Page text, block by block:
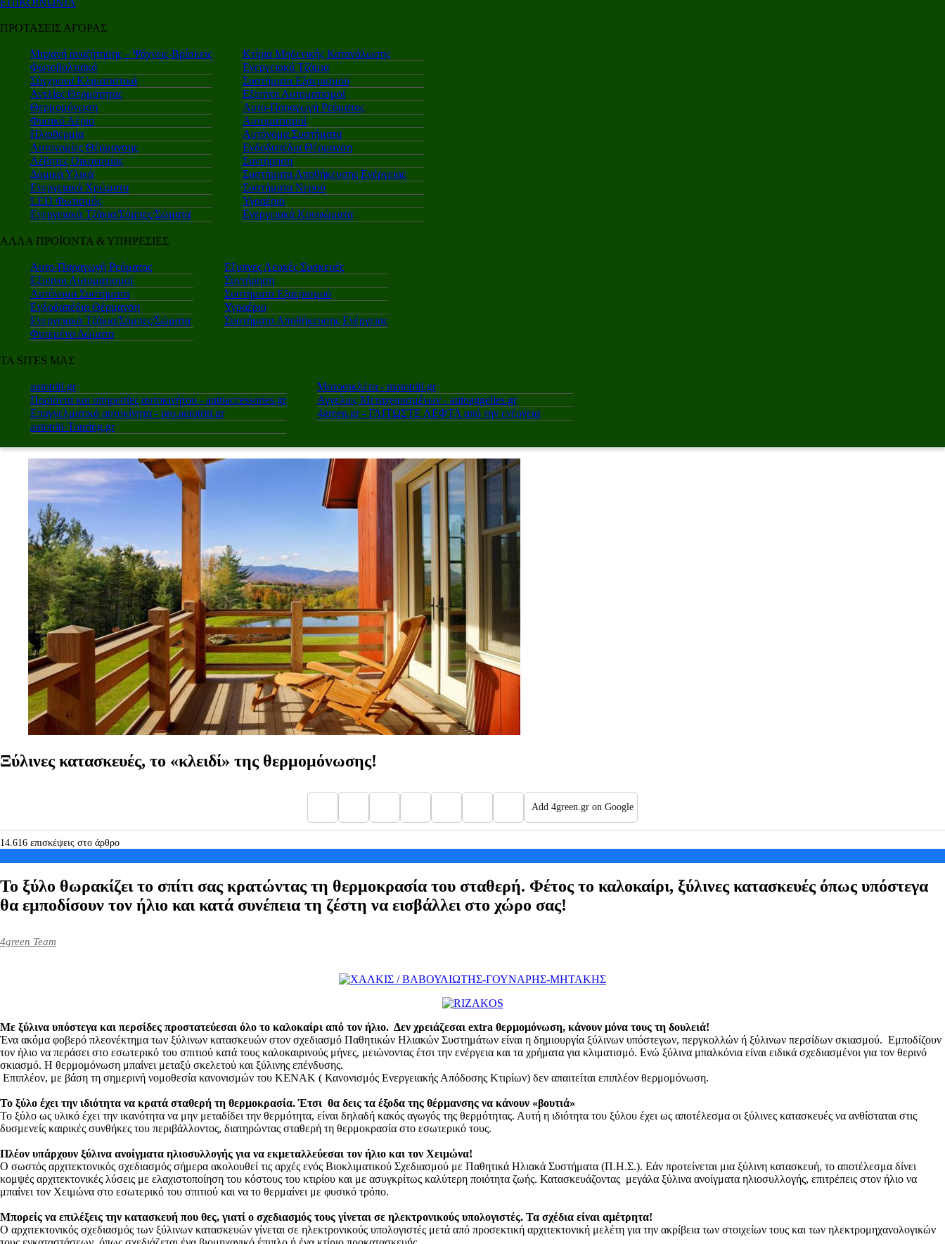
ΕΠΙΚΟΙΝΩΝΙΑ
ΠΡΟΤΑΣΕΙΣ ΑΓΟΡΑΣ
Μηχανή αναζήτησης – Ψάχνεις-Βρίσκεις
Φωτοβολταϊκά
Σύγχρονα Κλιματιστικά
Αντλίες Θερμότητας
Θερμομόνωση
Φυσικό Αέριο
Ηλιοθερμία
Αυτονομίες Θέρμανσης
Λέβητες Οικονομίας
Δομικά Υλικά
Ενεργειακά Χρώματα
LED Φωτισμός
Ενεργειακά Τζάκια/Σόμπες/Σώματα
Κτίρια Μηδενικής Κατανάλωσης
Ενεργειακά Τζάμια
Συστήματα Εξαερισμού
Εξυπνοι Αυτοματισμοί
Αυτο-Παραγωγή Ρεύματος
Αυτοματισμοί
Αυτόνομα Συστήματα
Ενδοδαπέδια Θέρμανση
Συντήρηση
Συστήματα Αποθήκευσης Ενέργειας
Συστήματα Νερού
Υγραέριο
Ενεργειακά Κουφώματα
ΑΛΛΑ ΠΡΟΪΟΝΤΑ & ΥΠΗΡΕΣΙΕΣ
Αυτο-Παραγωγή Ρεύματος
Εξυπνοι Αυτοματισμοί
Αυτόνομα Συστήματα
Ενδοδαπέδια Θέρμανση
Ενεργειακά Τζάκια/Σόμπες/Σώματα
Φυτεμένα Δώματα
Εξυπνες Λευκές Συσκευές
Συντήρηση
Συστήματα Εξαερισμού
Υγραέριο
Συστήματα Αποθήκευσης Ενέργειας
ΤΑ SITES ΜΑΣ
autotriti.gr
Προϊόντα και υπηρεσίες αυτοκινήτου - autoaccessories.gr
Επαγγελματικά αυτοκίνητα - pro.autotriti.gr
autotriti-Touring.gr
Μοτοσικλέτα - mototriti.gr
Αγγελιες Μεταχειρισμένων - autoaggelies.gr
4green.gr - ΓΛΙΤΩΣΤΕ ΛΕΦΤΑ από την ενέργεια
Ξύλινες κατασκευές, το «κλειδί» της θερμομόνωσης!
Add 4green.gr on Google
14.616 επισκέψεις στο άρθρο
Το ξύλο θωρακίζει το σπίτι σας κρατώντας τη θερμοκρασία του σταθερή. Φέτος το καλοκαίρι, ξύλινες κατασκευές όπως υπόστεγα
θα εμποδίσουν τον ήλιο και κατά συνέπεια τη ζέστη να εισβάλλει στο χώρο σας!
4green Team
Με ξύλινα υπόστεγα και περσίδες προστατεύεσαι όλο το καλοκαίρι από τον ήλιο. Δεν χρειάζεσαι extra θερμομόνωση, κάνουν μόνα τους τη δουλειά!
Ένα ακόμα φοβερό πλεονέκτημα των ξύλινων κατασκευών στον σχεδιασμό Παθητικών Ηλιακών Συστημάτων είναι η δημιουργία ξύλινων υπόστεγων, περγκολλών ή ξύλινων περσίδων σκιασμού. Εμποδίζουν
τον ήλιο να περάσει στο εσωτερικό του σπιτιού κατά τους καλοκαιρινούς μήνες, μειώνοντας έτσι την ενέργεια και τα χρήματα για κλιματισμό. Ενώ ξύλινα μπαλκόνια είναι ειδικά σχεδιασμένοι για τον θερινό
σκιασμό. Η θερμομόνωση μπαίνει μεταξύ σκελετού και ξύλινης επένδυσης.
Επιπλέον, με βάση τη σημερινή νομοθεσία κανονισμών του ΚΕΝΑΚ ( Κανονισμός Ενεργειακής Απόδοσης Κτιρίων) δεν απαιτείται επιπλέον θερμομόνωση.
Το ξύλο έχει την ιδιότητα να κρατά σταθερή τη θερμοκρασία. Έτσι θα δεις τα έξοδα της θέρμανσης να κάνουν «βουτιά»
Το ξύλο ως υλικό έχει την ικανότητα να μην μεταδίδει την θερμότητα, είναι δηλαδή κακός αγωγός της θερμότητας. Αυτή η ιδιότητα του ξύλου έχει ως αποτέλεσμα οι ξύλινες κατασκευές να ανθίσταται στις
δυσμενείς καιρικές συνθήκες του περιβάλλοντος, διατηρώντας σταθερή τη θερμοκρασία στο εσωτερικό τους.
Πλέον υπάρχουν ξύλινα ανοίγματα ηλιοσυλλογής για να εκμεταλλεύεσαι τον ήλιο και τον Χειμώνα!
Ο σωστός αρχιτεκτονικός σχεδιασμός σήμερα ακολουθεί τις αρχές ενός Βιοκλιματικού Σχεδιασμού με Παθητικά Ηλιακά Συστήματα (Π.Η.Σ.). Εάν προτείνεται μια ξύλινη κατασκευή, το αποτέλεσμα δίνει
κομψές αρχιτεκτονικές λύσεις με ελαχιστοποίηση του κόστους του κτιρίου και με ασυγκρίτως καλύτερη ποιότητα ζωής. Κατασκευάζοντας μεγάλα ξύλινα ανοίγματα ηλιοσυλλογής, επιτρέπεις στον ήλιο να
μπαίνει τον Χειμώνα στο εσωτερικό του σπιτιού και να το θερμαίνει με φυσικό τρόπο.
Μπορείς να επιλέξεις την κατασκευή που θες, γιατί ο σχεδιασμός τους γίνεται σε ηλεκτρονικούς υπολογιστές. Τα σχέδια είναι αμέτρητα!
O αρχιτεκτονικός σχεδιασμός των ξύλινων κατασκευών γίνεται σε ηλεκτρονικούς υπολογιστές μετά από προσεκτική αρχιτεκτονική μελέτη για την ακρίβεια των στοιχείων τους και των ηλεκτρομηχανολογικών